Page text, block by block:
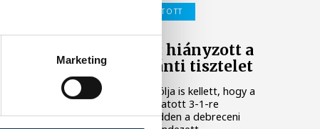
Marketing
MAGYAR LABDARÚGÓ-VÁLOGATOTT
Schäfer András: hiányzott a
címeres mez iránti tisztelet
Schäfer András bombagólja is kellett, hogy a
magyar labdarúgó-válogatott 3-1-re
legyőzze a kazahokat kedden a debreceni